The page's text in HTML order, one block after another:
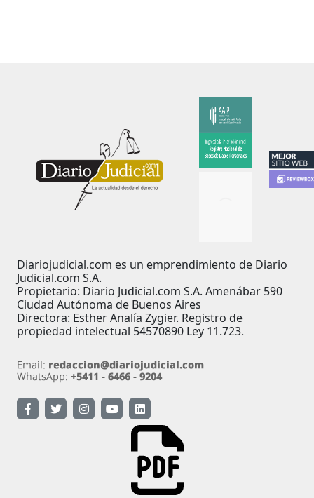
Diariojudicial.com es un emprendimiento de Diario
Judicial.com S.A.
Propietario: Diario Judicial.com S.A. Amenábar 590
Ciudad Autónoma de Buenos Aires
Directora: Esther Analía Zygier. Registro de
propiedad intelectual 54570890 Ley 11.723.